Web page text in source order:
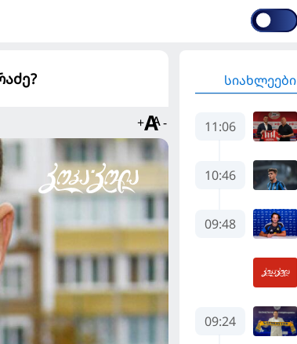
+ -
სიახლეები
11:06
10:46
09:48
09:24